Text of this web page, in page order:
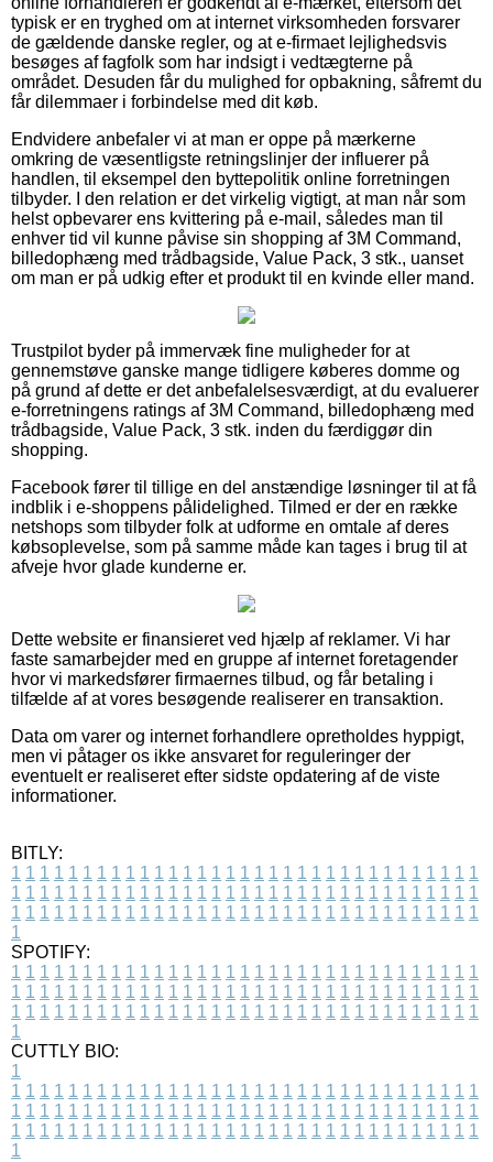
typisk er en tryghed om at internet virksomheden forsvarer
de gældende danske regler, og at e-firmaet lejlighedsvis
besøges af fagfolk som har indsigt i vedtægterne på
området. Desuden får du mulighed for opbakning, såfremt du
får dilemmaer i forbindelse med dit køb.
Endvidere anbefaler vi at man er oppe på mærkerne
omkring de væsentligste retningslinjer der influerer på
handlen, til eksempel den byttepolitik online forretningen
tilbyder. I den relation er det virkelig vigtigt, at man når som
helst opbevarer ens kvittering på e-mail, således man til
enhver tid vil kunne påvise sin shopping af 3M Command,
billedophæng med trådbagside, Value Pack, 3 stk., uanset
om man er på udkig efter et produkt til en kvinde eller mand.
Trustpilot byder på immervæk fine muligheder for at
gennemstøve ganske mange tidligere køberes domme og
på grund af dette er det anbefalelsesværdigt, at du evaluerer
e-forretningens ratings af 3M Command, billedophæng med
trådbagside, Value Pack, 3 stk. inden du færdiggør din
shopping.
Facebook fører til tillige en del anstændige løsninger til at få
indblik i e-shoppens pålidelighed. Tilmed er der en række
netshops som tilbyder folk at udforme en omtale af deres
købsoplevelse, som på samme måde kan tages i brug til at
afveje hvor glade kunderne er.
Dette website er finansieret ved hjælp af reklamer. Vi har
faste samarbejder med en gruppe af internet foretagender
hvor vi markedsfører firmaernes tilbud, og får betaling i
tilfælde af at vores besøgende realiserer en transaktion.
Data om varer og internet forhandlere opretholdes hyppigt,
men vi påtager os ikke ansvaret for reguleringer der
eventuelt er realiseret efter sidste opdatering af de viste
informationer.
BITLY:
1 1 1 1 1 1 1 1 1 1 1 1 1 1 1 1 1 1 1 1 1 1 1 1 1 1 1 1 1 1 1 1 1
1 1 1 1 1 1 1 1 1 1 1 1 1 1 1 1 1 1 1 1 1 1 1 1 1 1 1 1 1 1 1 1 1
1 1 1 1 1 1 1 1 1 1 1 1 1 1 1 1 1 1 1 1 1 1 1 1 1 1 1 1 1 1 1 1 1
1
SPOTIFY:
1 1 1 1 1 1 1 1 1 1 1 1 1 1 1 1 1 1 1 1 1 1 1 1 1 1 1 1 1 1 1 1 1
1 1 1 1 1 1 1 1 1 1 1 1 1 1 1 1 1 1 1 1 1 1 1 1 1 1 1 1 1 1 1 1 1
1 1 1 1 1 1 1 1 1 1 1 1 1 1 1 1 1 1 1 1 1 1 1 1 1 1 1 1 1 1 1 1 1
1
CUTTLY BIO:
1
1 1 1 1 1 1 1 1 1 1 1 1 1 1 1 1 1 1 1 1 1 1 1 1 1 1 1 1 1 1 1 1 1
1 1 1 1 1 1 1 1 1 1 1 1 1 1 1 1 1 1 1 1 1 1 1 1 1 1 1 1 1 1 1 1 1
1 1 1 1 1 1 1 1 1 1 1 1 1 1 1 1 1 1 1 1 1 1 1 1 1 1 1 1 1 1 1 1 1
1